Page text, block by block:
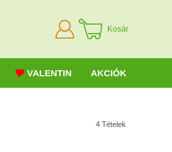
Bejelentkezni
Kosár
VALENTIN AKCIÓK
4 Tételek